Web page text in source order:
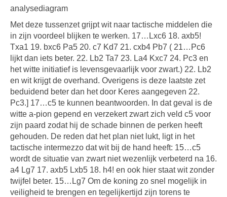
analysediagram
Met deze tussenzet grijpt wit naar tactische middelen die
in zijn voordeel blijken te werken. 17…Lxc6 18. axb5!
Txa1 19. bxc6 Pa5 20. c7 Kd7 21. cxb4 Pb7 ( 21…Pc6
lijkt dan iets beter. 22. Lb2 Ta7 23. La4 Kxc7 24. Pc3 en
het witte initiatief is levensgevaarlijk voor zwart.) 22. Lb2
en wit krijgt de overhand. Overigens is deze laatste zet
beduidend beter dan het door Keres aangegeven 22.
Pc3.] 17…c5 te kunnen beantwoorden. In dat geval is de
witte a-pion gepend en verzekert zwart zich veld c5 voor
zijn paard zodat hij de schade binnen de perken heeft
gehouden. De reden dat het plan niet lukt, ligt in het
tactische intermezzo dat wit bij de hand heeft: 15…c5
wordt de situatie van zwart niet wezenlijk verbeterd na 16.
a4 Lg7 17. axb5 Lxb5 18. h4! en ook hier staat wit zonder
twijfel beter. 15…Lg7 Om de koning zo snel mogelijk in
veiligheid te brengen en tegelijkertijd zijn torens te